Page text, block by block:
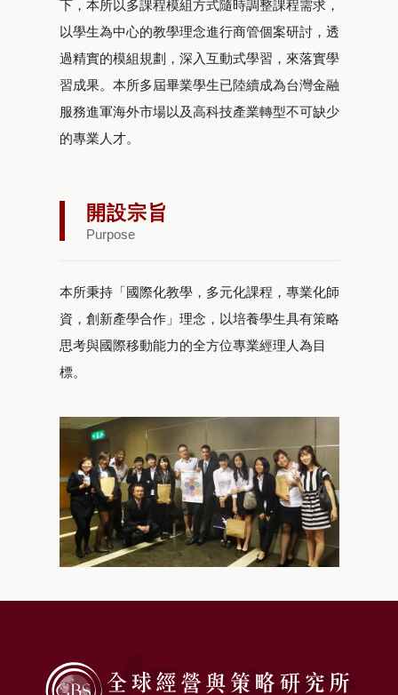
下，本所以多課程模組方式隨時調整課程需求，
以學生為中心的教學理念進行商管個案研討，透
過精實的模組規劃，深入互動式學習，來落實學
習成果。本所多屆畢業學生已陸續成為台灣金融
服務進軍海外市場以及高科技產業轉型不可缺少
的專業人才。
開設宗旨
Purpose
本所秉持「國際化教學，多元化課程，專業化師
資，創新產學合作」理念，以培養學生具有策略
思考與國際移動能力的全方位專業經理人為目
標。